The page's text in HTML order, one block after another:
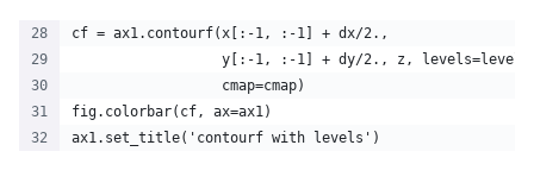
cf = ax1.contourf(x[:-1, :-1] + dx/2.,
y[:-1, :-1] + dy/2., z,
                  cmap=cmap)
fig.colorbar(cf, ax=ax1)
ax1.set_title('contourf with levels')